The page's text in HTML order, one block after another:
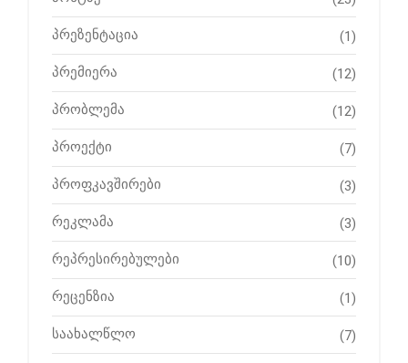
პრეზენტაცია (1)
პრემიერა (12)
პრობლემა (12)
პროექტი (7)
პროფკავშირები (3)
რეკლამა (3)
რეპრესირებულები (10)
რეცენზია (1)
საახალწლო (7)